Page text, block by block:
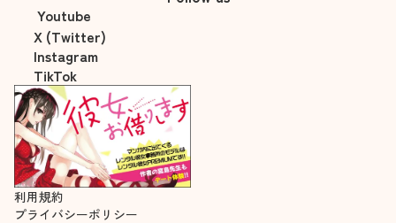
Youtube
X (Twitter)
Instagram
TikTok
利用規約
プライバシーポリシー